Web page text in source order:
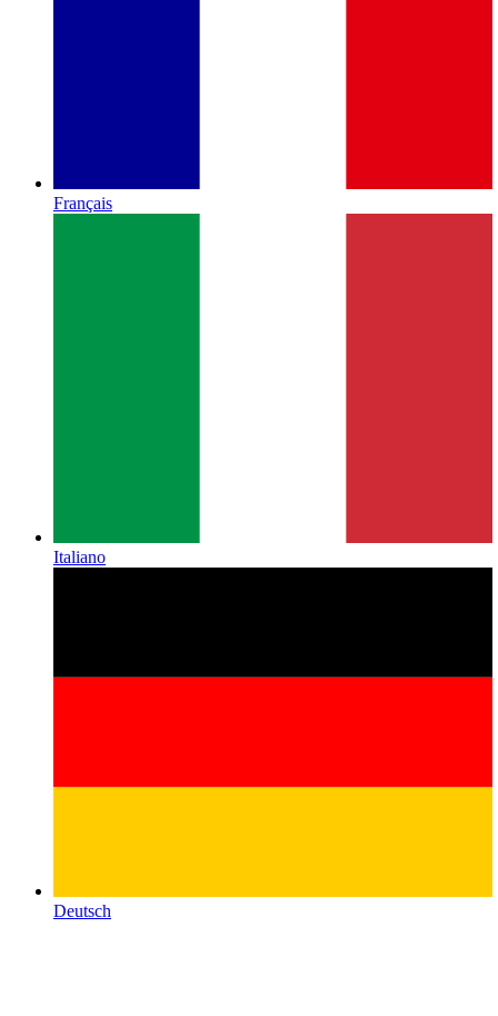
Français
Italiano
Deutsch